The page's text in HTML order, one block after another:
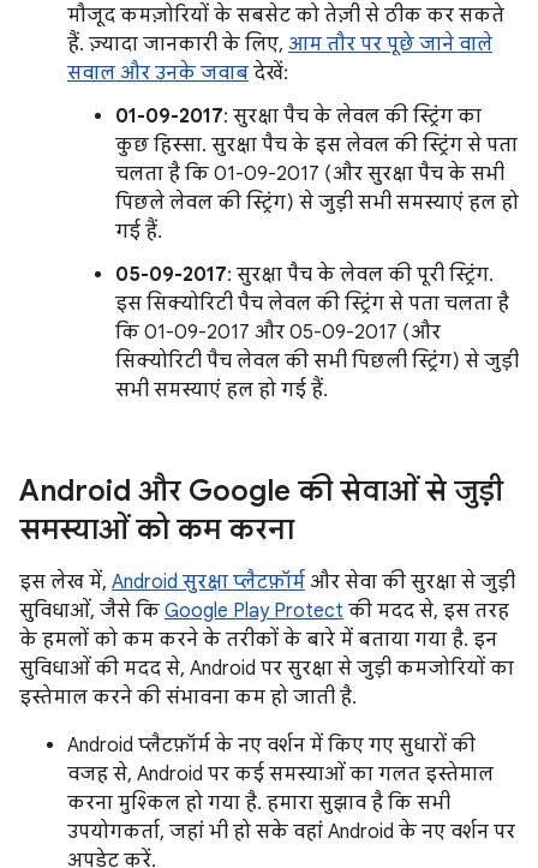
मौजूद कमज़ोरियों के सबसेट को तेज़ी से ठीक कर सकते
हैं. ज़्यादा जानकारी के लिए, आम तौर पर पूछे जाने वाले
सवाल और उनके जवाब देखें:
01-09-2017: सुरक्षा पैच के लेवल की स्ट्रिंग का
कुछ हिस्सा. सुरक्षा पैच के इस लेवल की स्ट्रिंग से पता
चलता है कि 01-09-2017 (और सुरक्षा पैच के सभी
पिछले लेवल की स्ट्रिंग) से जुड़ी सभी समस्याएं हल हो
गई हैं.
05-09-2017: सुरक्षा पैच के लेवल की पूरी स्ट्रिंग.
इस सिक्योरिटी पैच लेवल की स्ट्रिंग से पता चलता है
कि 01-09-2017 और 05-09-2017 (और
सिक्योरिटी पैच लेवल की सभी पिछली स्ट्रिंग) से जुड़ी
सभी समस्याएं हल हो गई हैं.
Android और Google की सेवाओं से जुड़ी
समस्याओं को कम करना
इस लेख में, Android सुरक्षा प्लैटफ़ॉर्म और सेवा की सुरक्षा से जुड़ी
सुविधाओं, जैसे कि Google Play Protect की मदद से, इस तरह
के हमलों को कम करने के तरीकों के बारे में बताया गया है. इन
सुविधाओं की मदद से, Android पर सुरक्षा से जुड़ी कमजोरियों का
इस्तेमाल करने की संभावना कम हो जाती है.
Android प्लैटफ़ॉर्म के नए वर्शन में किए गए सुधारों की
वजह से, Android पर कई समस्याओं का गलत इस्तेमाल
करना मुश्किल हो गया है. हमारा सुझाव है कि सभी
उपयोगकर्ता, जहां भी हो सके वहां Android के नए वर्शन पर
अपडेट करें.